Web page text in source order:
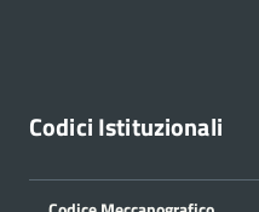
Codici Istituzionali